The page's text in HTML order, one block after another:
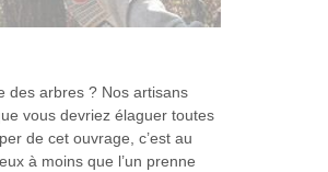
des arbres ? Nos artisans
vous devriez élaguer toutes
de cet ouvrage, c’est au
à moins que l’un prenne